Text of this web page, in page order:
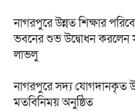
নাগরপুরে উন্নত শিক্ষার
ভবনের শুভ উদ্বোধন
লাভলু
নাগরপুরে সদ্য যোগদানকৃত
মতবিনিময় অনুষ্ঠিত